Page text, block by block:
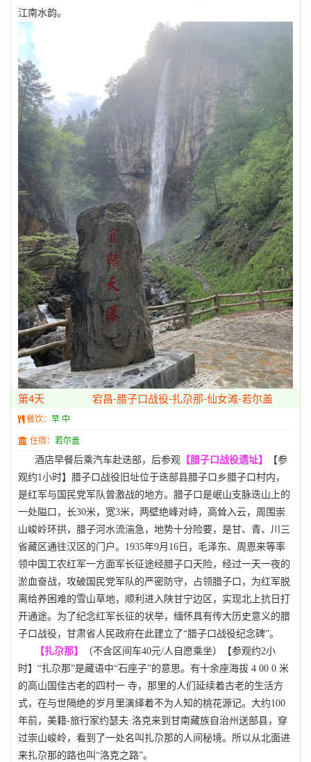
江南水韵。
第4天 宕昌-腊子口战役-扎尕那-仙女滩-若尔盖
餐饮： 早 中
住宿： 若尔盖
酒店早餐后乘汽车赴迭部，后参观 【腊子口战役遗址】
【参
观约1小时】腊子口战役旧址位于迭部县腊子口乡腊子口村内，
是红军与国民党军队曾激战的地方。腊子口是岷山支脉迭山上的
一处隘口，长30米，宽3米，两壁绝峰对峙，高耸入云，周围崇
山峻岭环拱，腊子河水流湍急，地势十分险要，是甘、青、川三
省藏区通往汉区的门户。1935年9月16日，毛泽东、周恩来等率
领中国工农红军一方面军长征途经腊子口天险，经过一天一夜的
淤血奋战，攻破国民党军队的严密防守，占领腊子口，为红军脱
离给养困难的雪山草地，顺利进入陕甘宁边区，实现北上抗日打
开通途。为了纪念红军长征的状举，缅怀具有传大历史意义的腊
子口战役，甘肃省人民政府在此建立了“腊子口战役纪念碑”。
【扎尕那】
（不含区间车40元/人自愿乘坐）【参观约2小
时】“扎尕那”是藏语中“石座子”的意思。有十余座海拔 4 00 0 米
的高山国佳古老的四村一 寺，那里的人们延续着古老的生活方
式，在与世隔绝的岁月里演绎着不为人知的桃花源记。大约100
年前，美籍-旅行家约瑟夫·洛克来到甘南藏族自治州送部县，穿
过崇山峻岭，看到了一处名叫扎尕那的人间秘境。所以从北面进
来扎尕那的路也叫“洛克之路”。